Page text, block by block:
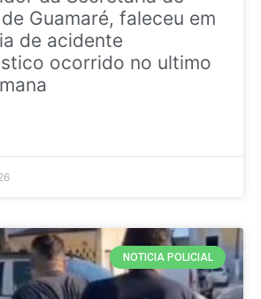
Guamaré, faleceu em
de acidente
ocorrido no ultimo
NOTICIA POLICIAL